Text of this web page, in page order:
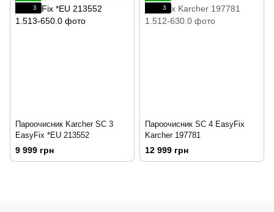
3
Пароочисник Karcher SC 3
EasyFix *EU 213552
9 999 грн
3
Пароочисник SC 4 EasyFix
Karcher 197781
12 999 грн